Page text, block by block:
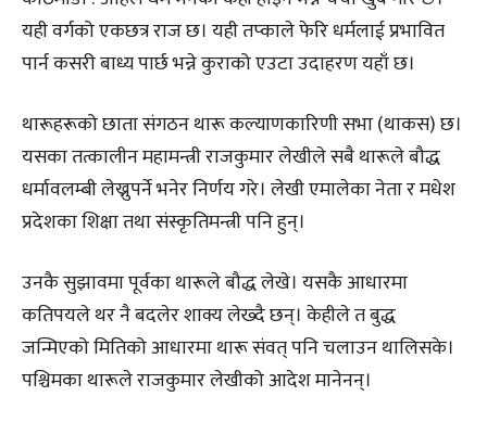
यही वर्गको एकछत्र राज छ। यही तप्काले फेरि धर्मलाई प्रभावित
पार्न कसरी बाध्य पार्छ भन्ने कुराको एउटा उदाहरण यहाँ छ।
थारूहरूको छाता संगठन थारू कल्याणकारिणी सभा (थाकस) छ।
यसका तत्कालीन महामन्त्री राजकुमार लेखीले सबै थारूले बौद्ध
धर्मावलम्बी लेख्नुपर्ने भनेर निर्णय गरे। लेखी एमालेका नेता र मधेश
प्रदेशका शिक्षा तथा संस्कृतिमन्त्री पनि हुन्।
उनकै सुझावमा पूर्वका थारूले बौद्ध लेखे। यसकै आधारमा
कतिपयले थर नै बदलेर शाक्य लेख्दै छन्। केहीले त बुद्ध
जन्मिएको मितिको आधारमा थारू संवत् पनि चलाउन थालिसके।
पश्चिमका थारूले राजकुमार लेखीको आदेश मानेनन्।